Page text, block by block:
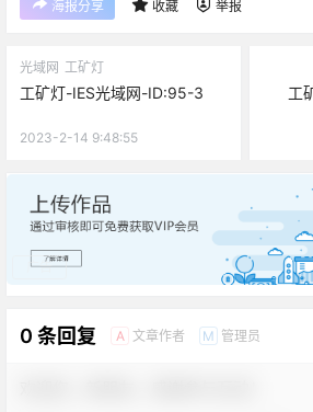
海报分享 收藏 举报
光域网 工矿灯
工矿灯-IES光域网-ID:95-3
2023-2-14 9:48:55
工
广告
0 条回复 A 文章作者 M 管理员